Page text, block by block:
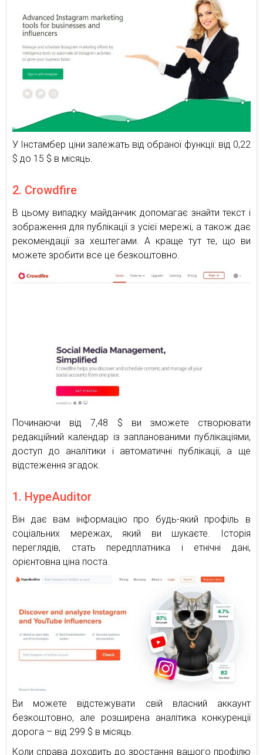
У Інстамбер ціни залежать від обраної функції: від 0,22
$ до 15 $ в місяць.
2. Crowdfire
В цьому випадку майданчик допомагає знайти текст і
зображення для публікації з усієї мережі, а також дає
рекомендації за хештегами. А краще тут те, що ви
можете зробити все це безкоштовно.
Починаючи від 7,48 $ ви зможете створювати
редакційний календар із запланованими публікаціями,
доступ до аналітики і автоматичні публікації, а ще
відстеження згадок.
1. HypeAuditor
Він дає вам інформацію про будь-який профіль в
соціальних мережах, який ви шукаєте. Історія
переглядів, стать передплатника і етнічні дані,
орієнтовна ціна поста.
Ви можете відстежувати свій власний аккаунт
безкоштовно, але розширена аналітика конкуренції
дорога – від 299 $ в місяць.
Коли справа доходить до зростання вашого профілю